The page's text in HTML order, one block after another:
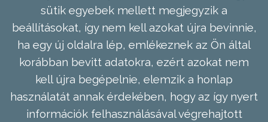
sütik egyebek mellett megjegyzik a
beállításokat, így nem kell azokat újra bevinnie,
ha egy új oldalra lép, emlékeznek az Ön által
korábban bevitt adatokra, ezért azokat nem
kell újra begépelnie, elemzik a honlap
használatát annak érdekében, hogy az így nyert
információk felhasználásával végrehajtott